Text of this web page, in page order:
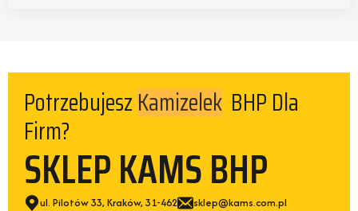
PotrzebujeszKamizelek BHP Dla
Firm?
SKLEP KAMS BHP
ul. Pilotów 33, Kraków, 31-462
sklep@kams.com.pl